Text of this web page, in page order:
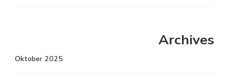
Archives
Oktober 2025